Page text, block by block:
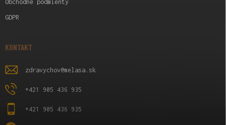
Obchodné podmienty
GDPR
KONTAKT
zdravychov@melasa.sk
+421 905 436 935
+421 905 436 935